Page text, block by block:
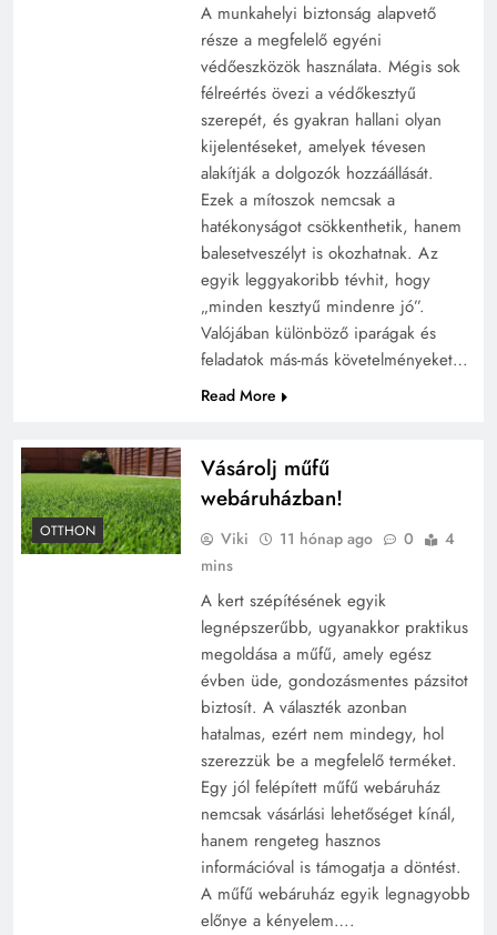
A munkahelyi biztonság alapvető
része a megfelelő egyéni
védőeszközök használata. Mégis sok
félreértés övezi a védőkesztyű
szerepét, és gyakran hallani olyan
kijelentéseket, amelyek tévesen
alakítják a dolgozók hozzáállását.
Ezek a mítoszok nemcsak a
hatékonyságot csökkenthetik, hanem
balesetveszélyt is okozhatnak. Az
egyik leggyakoribb tévhit, hogy
„minden kesztyű mindenre jó”.
Valójában különböző iparágak és
feladatok más-más követelményeket…
Read More
OTTHON
Vásárolj műfű
webáruházban!
Viki 11 hónap ago 0
4
mins
A kert szépítésének egyik
legnépszerűbb, ugyanakkor praktikus
megoldása a műfű, amely egész
évben üde, gondozásmentes pázsitot
biztosít. A választék azonban
hatalmas, ezért nem mindegy, hol
szerezzük be a megfelelő terméket.
Egy jól felépített műfű webáruház
nemcsak vásárlási lehetőséget kínál,
hanem rengeteg hasznos
információval is támogatja a döntést.
A műfű webáruház egyik legnagyobb
előnye a kényelem….